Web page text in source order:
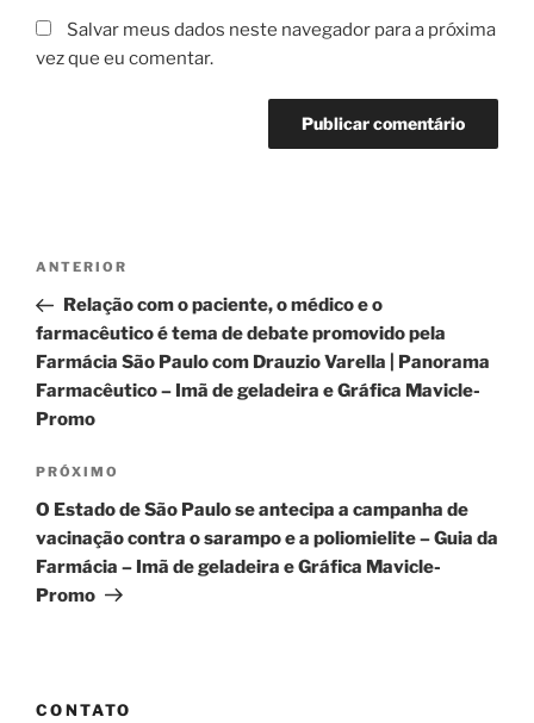
Salvar meus dados neste navegador para a próxima
vez que eu comentar.
Navegação
Post
Post
anterior
ANTERIOR
Relação com o paciente, o médico e o
farmacêutico é tema de debate promovido pela
Farmácia São Paulo com Drauzio Varella | Panorama
Farmacêutico – Imã de geladeira e Gráfica Mavicle-
Promo
Próximo
post
PRÓXIMO
O Estado de São Paulo se antecipa a campanha de
vacinação contra o sarampo e a poliomielite – Guia da
Farmácia – Imã de geladeira e Gráfica Mavicle-
Promo
CONTATO